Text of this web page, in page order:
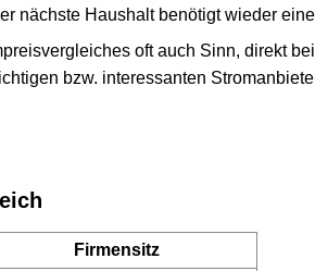
nächste Haushalt benötigt wieder
oft auch Sinn, direkt
bzw. interessanten
Firmensitz